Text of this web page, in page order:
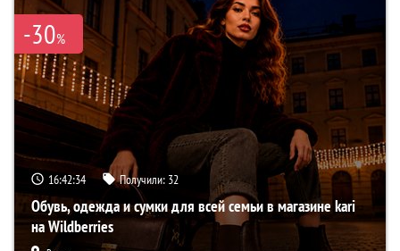
-30%
16:42:34 Получили: 32
Обувь, одежда и сумки для всей семьи в магазине kari
на Wildberries